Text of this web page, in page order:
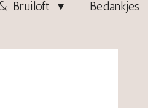
Bruiloft Bedankjes